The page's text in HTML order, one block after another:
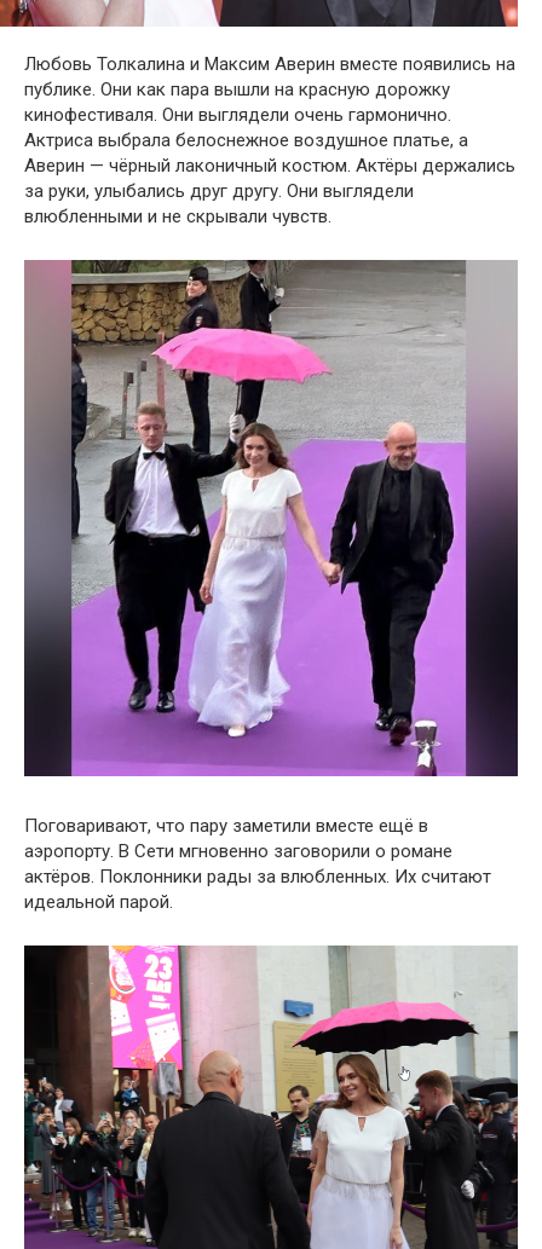
Любовь Толкалина и Максим Аверин вместе появились на
публике. Они как пара вышли на красную дорожку
кинофестиваля. Они выглядели очень гармонично.
Актриса выбрала белоснежное воздушное платье, а
Аверин — чёрный лаконичный костюм. Актёры держались
за руки, улыбались друг другу. Они выглядели
влюбленными и не скрывали чувств.
Поговаривают, что пару заметили вместе ещё в
аэропорту. В Сети мгновенно заговорили о романе
актёров. Поклонники рады за влюбленных. Их считают
идеальной парой.